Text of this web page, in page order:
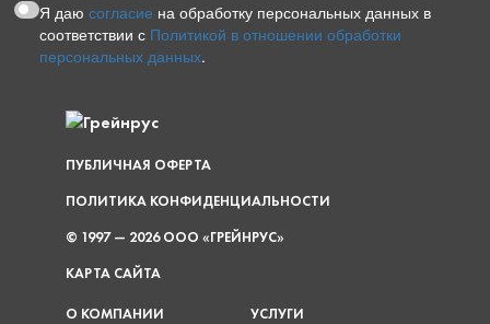
Я даюсогласие на обработку персональных данных в
соответствии с Политикой в отношении обработки
персональных данных.
ПУБЛИЧНАЯ ОФЕРТА
ПОЛИТИКА КОНФИДЕНЦИАЛЬНОСТИ
© 1997 — 2026 ООО «ГРЕЙНРУС»
КАРТА САЙТА
О КОМПАНИИ
УСЛУГИ